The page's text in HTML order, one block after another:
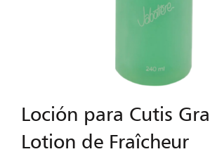
Loción para Cutis
Lotion de Fraîcheur